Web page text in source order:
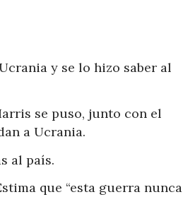
y se lo hizo saber al
se puso, junto con el
a Ucrania.
al país.
que “esta guerra nunca